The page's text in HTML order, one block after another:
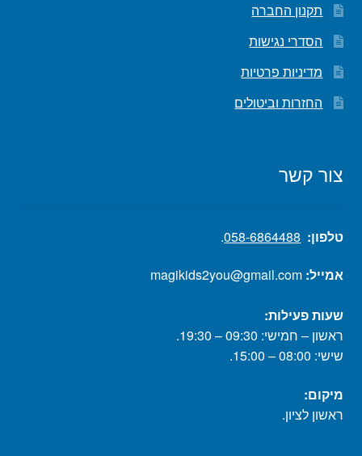
תקנון החברה
הסדרי נגישות
מדיניות פרטיות
החזרות וביטולים
צור קשר
טלפון: 058-6864488
.
אמייל:
שעות פעילות:
ראשון – חמישי: 09:30 – 19:30.
שישי: 08:00 – 15:00.
מיקום:
ראשון לציון.